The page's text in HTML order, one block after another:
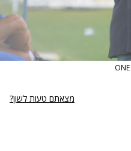
מצאתם טעות לשון?